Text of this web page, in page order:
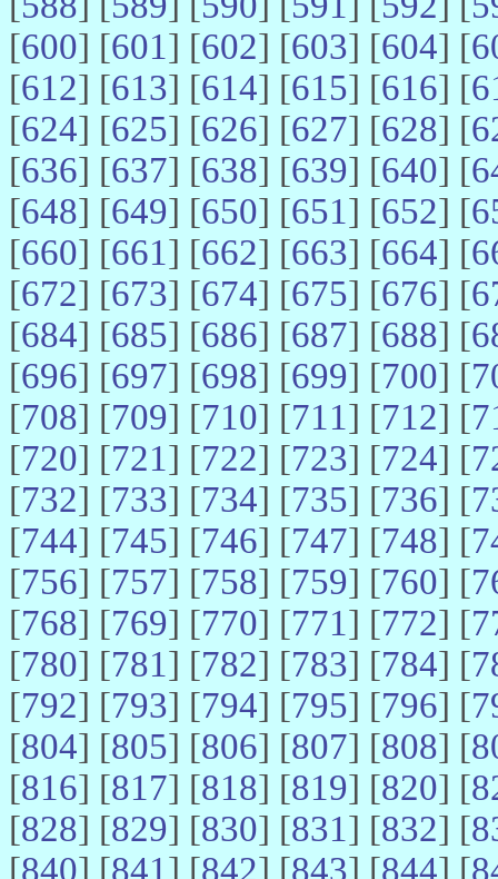
[600] [601] [602] [603] [604] [
[612] [613] [614] [615] [616] [
[624] [625] [626] [627] [628] [
[636] [637] [638] [639] [640] [
[648] [649] [650] [651] [652] [
[660] [661] [662] [663] [664] [
[672] [673] [674] [675] [676] [
[684] [685] [686] [687] [688] [
[696] [697] [698] [699] [700] [
[708] [709] [710] [711] [712] [
[720] [721] [722] [723] [724] [
[732] [733] [734] [735] [736] [
[744] [745] [746] [747] [748] [
[756] [757] [758] [759] [760] [
[768] [769] [770] [771] [772] [
[780] [781] [782] [783] [784] [
[792] [793] [794] [795] [796] [
[804] [805] [806] [807] [808] [
[816] [817] [818] [819] [820] [
[828] [829] [830] [831] [832] [
[840] [841] [842] [843] [844] [